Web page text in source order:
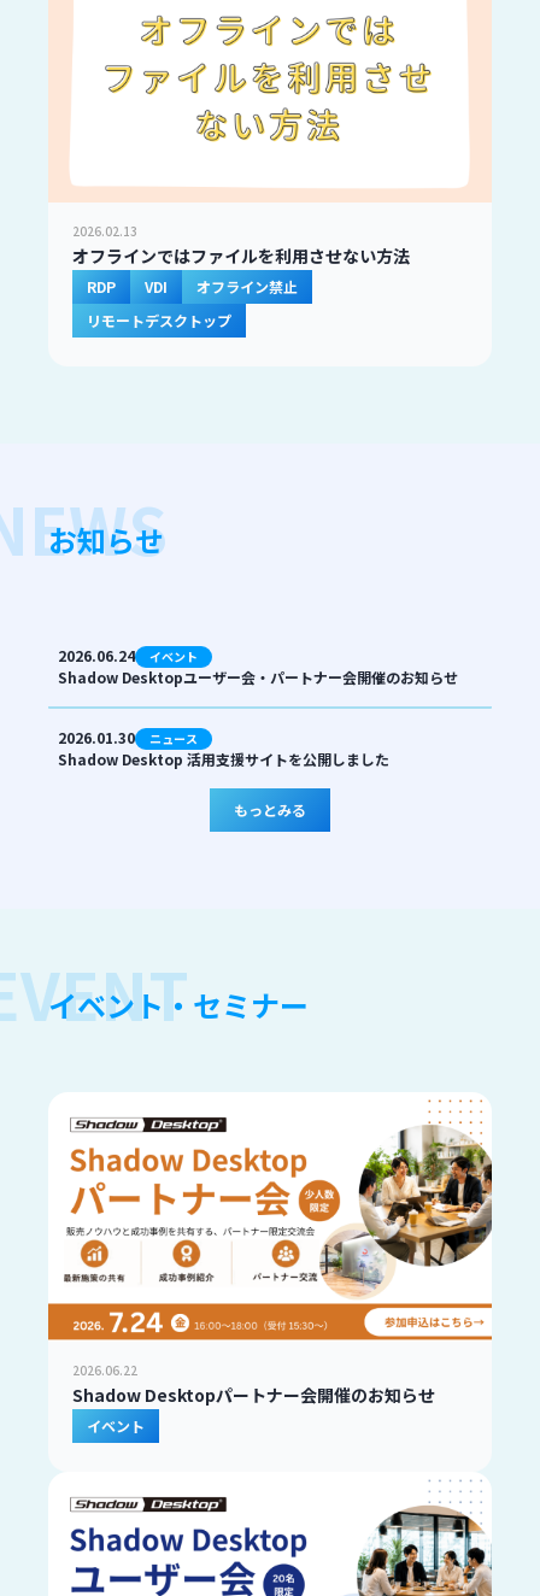
2026.02.13
オフラインではファイルを利用させない方法
RDP VDI
オフライン禁止
リモートデスクトップ
お知らせ
2026.06.24 イベント
Shadow Desktopユーザー会・パートナー会開催のお知らせ
2026.01.30 ニュース
Shadow Desktop 活用支援サイトを公開しました
もっとみる
イベント・セミナー
2026.06.22
Shadow Desktopパートナー会開催のお知らせ
イベント